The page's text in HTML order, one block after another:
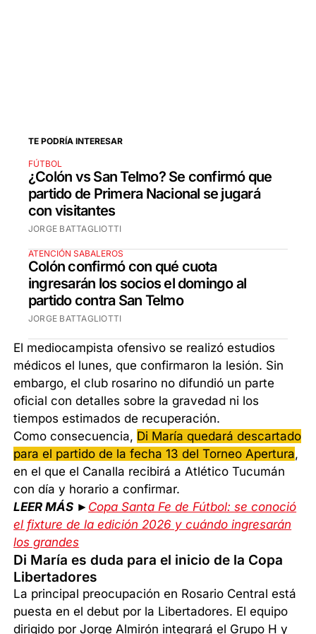
TE PODRÍA INTERESAR
FÚTBOL
¿Colón vs San Telmo? Se confirmó que
partido de Primera Nacional se jugará
con visitantes
JORGE BATTAGLIOTTI
ATENCIÓN SABALEROS
Colón confirmó con qué cuota
ingresarán los socios el domingo al
partido contra San Telmo
JORGE BATTAGLIOTTI
El mediocampista ofensivo se realizó estudios
médicos el lunes, que confirmaron la lesión. Sin
embargo, el club rosarino no difundió un parte
oficial con detalles sobre la gravedad ni los
tiempos estimados de recuperación.
Como consecuencia, Di María quedará descartado
para el partido de la fecha 13 del Torneo Apertura,
en el que el Canalla recibirá a Atlético Tucumán
con día y horario a confirmar.
LEER MÁS ► Copa Santa Fe de Fútbol: se conoció
el fixture de la edición 2026 y cuándo ingresarán
los grandes
Di María es duda para el inicio de la Copa
Libertadores
La principal preocupación en Rosario Central está
puesta en el debut por la Libertadores. El equipo
dirigido por Jorge Almirón integrará el Grupo H y